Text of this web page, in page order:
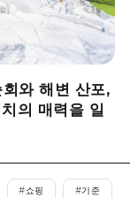
회와 해변 산포,
의 매력을 일
#쇼핑 #기준